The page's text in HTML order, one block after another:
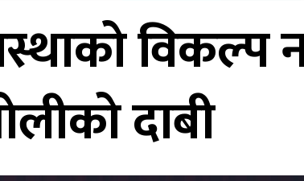
विकल्प
दाबी